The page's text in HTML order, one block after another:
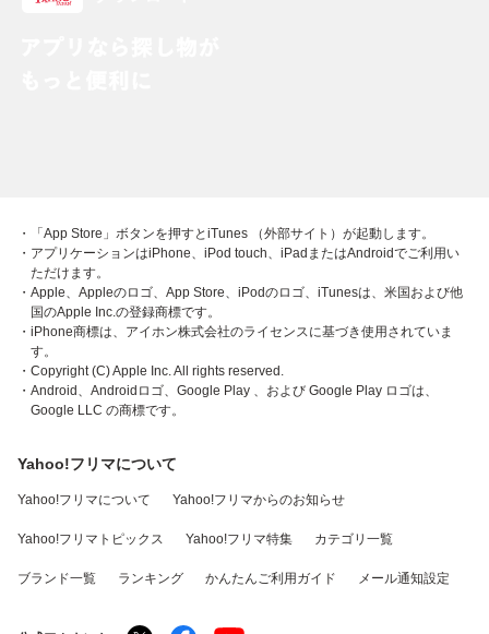
・「App Store」ボタンを押すとiTunes （外部サイト）が起動します。
・アプリケーションはiPhone、iPod touch、iPadまたはAndroidでご利用い
ただけます。
・Apple、Appleのロゴ、App Store、iPodのロゴ、iTunesは、米国および他
国のApple Inc.の登録商標です。
・iPhone商標は、アイホン株式会社のライセンスに基づき使用されていま
す。
・Copyright (C) Apple Inc. All rights reserved.
・Android、Androidロゴ、Google Play 、および Google Play ロゴは、
Google LLC の商標です。
Yahoo!フリマについて
Yahoo!フリマについて Yahoo!フリマからのお知らせ
Yahoo!フリマトピックス Yahoo!フリマ特集 カテゴリ一覧
ブランド一覧 ランキング かんたんご利用ガイド メール通知設定